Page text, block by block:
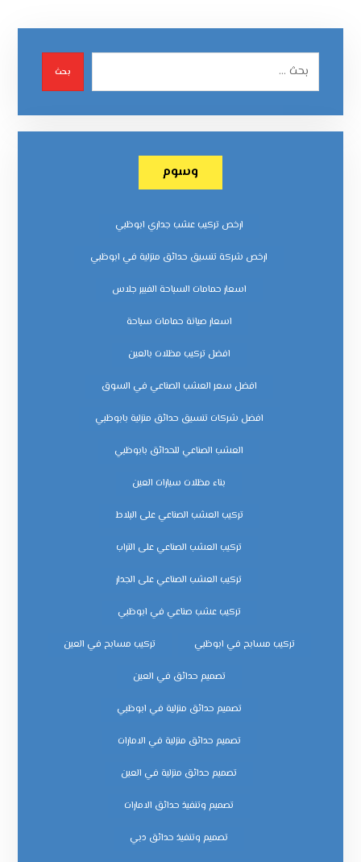
بحث
وسوم
ارخص تركيب عشب جداري ابوظبي
ارخص شركة تنسيق حدائق منزلية في ابوظبي
اسعار حمامات السباحة الفيبر جلاس
اسعار صيانة حمامات سباحة
افضل تركيب مظلات بالعين
افضل سعر العشب الصناعي في السوق
افضل شركات تنسيق حدائق منزلية بابوظبي
العشب الصناعي للحدائق بابوظبي
بناء مظلات سيارات العين
تركيب العشب الصناعي على البلاط
تركيب العشب الصناعي على التراب
تركيب العشب الصناعي على الجدار
تركيب عشب صناعي في ابوظبي
تركيب مسابح في ابوظبي تركيب مسابح في العين
تصميم حدائق في العين
تصميم حدائق منزلية في ابوظبي
تصميم حدائق منزلية في الامارات
تصميم حدائق منزلية في العين
تصميم وتنفيذ حدائق الامارات
تصميم وتنفيذ حدائق دبي